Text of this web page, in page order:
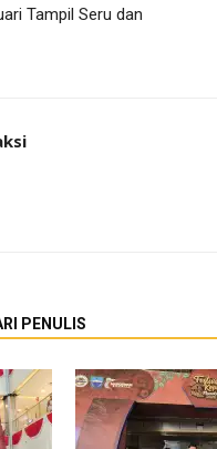
Tampil Seru dan
PENULIS